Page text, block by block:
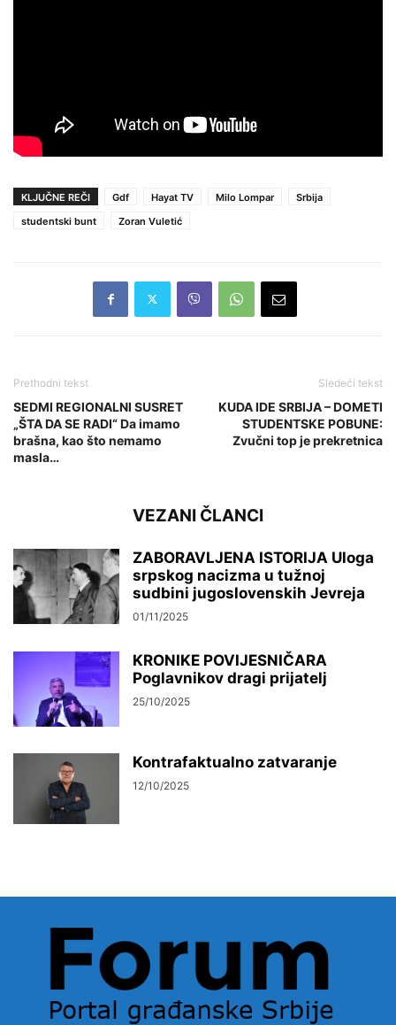
KLJUČNE REČI Gdf Hayat TV Milo Lompar
Srbija
studentski bunt
Zoran Vuletić
Prethodni tekst
SEDMI REGIONALNI SUSRET
„ŠTA DA SE RADI“ Da imamo
brašna, kao što nemamo
masla…
Sledeći tekst
KUDA IDE SRBIJA – DOMETI
STUDENTSKE POBUNE:
Zvučni top je prekretnica
VEZANI ČLANCI
ZABORAVLJENA ISTORIJA Uloga
srpskog nacizma u tužnoj
sudbini jugoslovenskih Jevreja
01/11/2025
KRONIKE POVIJESNIČARA
Poglavnikov dragi prijatelj
25/10/2025
Kontrafaktualno zatvaranje
12/10/2025